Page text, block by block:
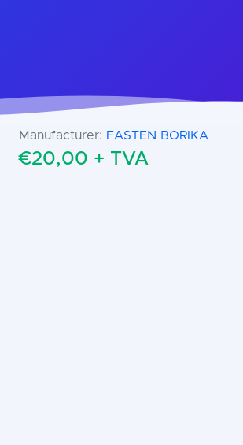
Manufacturer: FASTEN BORIKA
€20,00 + TVA